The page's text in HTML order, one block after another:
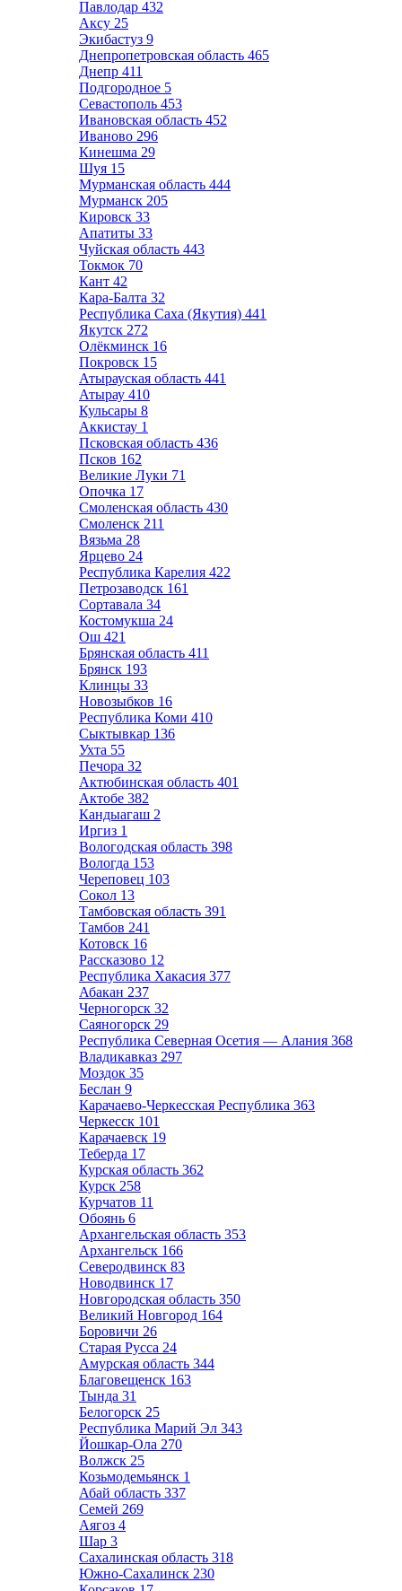
Павлодар 432
Аксу 25
Экибастуз 9
Днепропетровская область 465
Днепр 411
Подгородное 5
Севастополь 453
Ивановская область 452
Иваново 296
Кинешма 29
Шуя 15
Мурманская область 444
Мурманск 205
Кировск 33
Апатиты 33
Чуйская область 443
Токмок 70
Кант 42
Кара-Балта 32
Республика Саха (Якутия) 441
Якутск 272
Олёкминск 16
Покровск 15
Атырауская область 441
Атырау 410
Кульсары 8
Аккистау 1
Псковская область 436
Псков 162
Великие Луки 71
Опочка 17
Смоленская область 430
Смоленск 211
Вязьма 28
Ярцево 24
Республика Карелия 422
Петрозаводск 161
Сортавала 34
Костомукша 24
Ош 421
Брянская область 411
Брянск 193
Клинцы 33
Новозыбков 16
Республика Коми 410
Сыктывкар 136
Ухта 55
Печора 32
Актюбинская область 401
Актобе 382
Кандыагаш 2
Иргиз 1
Вологодская область 398
Вологда 153
Череповец 103
Сокол 13
Тамбовская область 391
Тамбов 241
Котовск 16
Рассказово 12
Республика Хакасия 377
Абакан 237
Черногорск 32
Саяногорск 29
Республика Северная Осетия — Алания 368
Владикавказ 297
Моздок 35
Беслан 9
Карачаево-Черкесская Республика 363
Черкесск 101
Карачаевск 19
Теберда 17
Курская область 362
Курск 258
Курчатов 11
Обоянь 6
Архангельская область 353
Архангельск 166
Северодвинск 83
Новодвинск 17
Новгородская область 350
Великий Новгород 164
Боровичи 26
Старая Русса 24
Амурская область 344
Благовещенск 163
Тында 31
Белогорск 25
Республика Марий Эл 343
Йошкар-Ола 270
Волжск 25
Козьмодемьянск 1
Абай область 337
Семей 269
Аягоз 4
Шар 3
Сахалинская область 318
Южно-Сахалинск 230